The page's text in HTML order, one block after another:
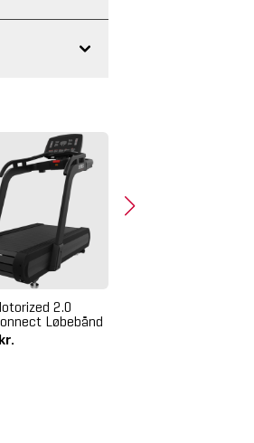
2.0
Løbebånd